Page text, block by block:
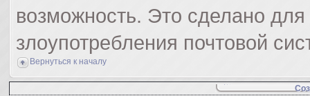
возможность. Это сделано для
злоупотребления почтовой
Вернуться к началу